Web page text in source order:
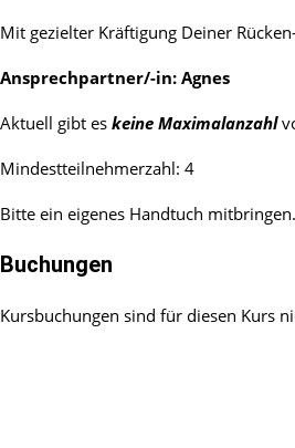
Mit gezielter Kräftigung Deiner
Ansprechpartner/-in: Agnes
Aktuell gibt es keine Maximalanzahl
Mindestteilnehmerzahl: 4
Bitte ein eigenes Handtuch mitbringen.
Buchungen
Kursbuchungen sind für diesen Kurs